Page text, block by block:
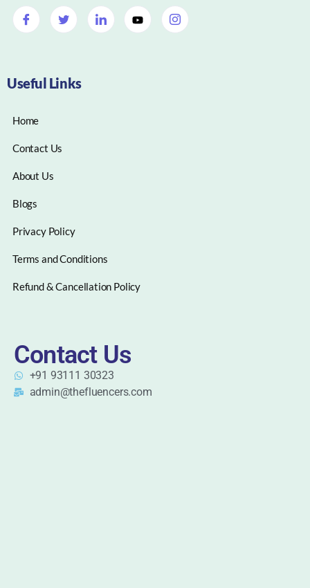
Useful Links
Home
Contact Us
About Us
Blogs
Privacy Policy
Terms and Conditions
Refund & Cancellation Policy
Contact Us
+91 93111 30323
admin@thefluencers.com